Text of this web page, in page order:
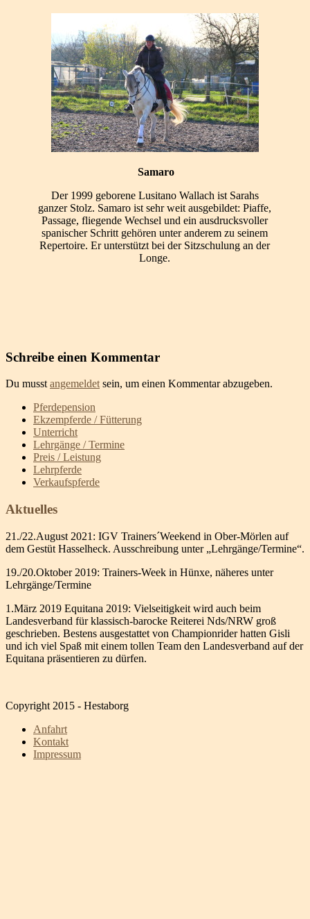
Samaro
Der 1999 geborene Lusitano Wallach ist Sarahs
ganzer Stolz. Samaro ist sehr weit ausgebildet: Piaffe,
Passage, fliegende Wechsel und ein ausdrucksvoller
spanischer Schritt gehören unter anderem zu seinem
Repertoire. Er unterstützt bei der Sitzschulung an der
Longe.
Schreibe einen Kommentar
Du musst angemeldet sein, um einen Kommentar abzugeben.
Pferdepension
Ekzempferde / Fütterung
Unterricht
Lehrgänge / Termine
Preis / Leistung
Lehrpferde
Verkaufspferde
Aktuelles
21./22.August 2021: IGV Trainers´Weekend in Ober-Mörlen auf
dem Gestüt Hasselheck. Ausschreibung unter „Lehrgänge/Termine“.
19./20.Oktober 2019: Trainers-Week in Hünxe, näheres unter
Lehrgänge/Termine
1.März 2019 Equitana 2019: Vielseitigkeit wird auch beim
Landesverband für klassisch-barocke Reiterei Nds/NRW groß
geschrieben. Bestens ausgestattet von Championrider hatten Gisli
und ich viel Spaß mit einem tollen Team den Landesverband auf der
Equitana präsentieren zu dürfen.
Copyright 2015 - Hestaborg
Anfahrt
Kontakt
Impressum